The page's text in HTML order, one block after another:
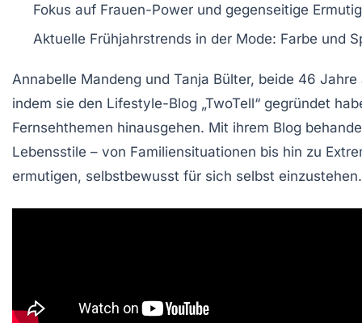
Fokus auf Frauen-Power und gegenseitige
Aktuelle Frühjahrstrends in der Mode: Farbe und
Annabelle Mandeng und Tanja Bülter, beide 46
indem sie den Lifestyle-Blog „TwoTell“ gegründet
Fernsehthemen hinausgehen. Mit ihrem Blog
Lebensstile – von Familiensituationen bis hin zu
ermutigen, selbstbewusst für sich selbst einzustehen.